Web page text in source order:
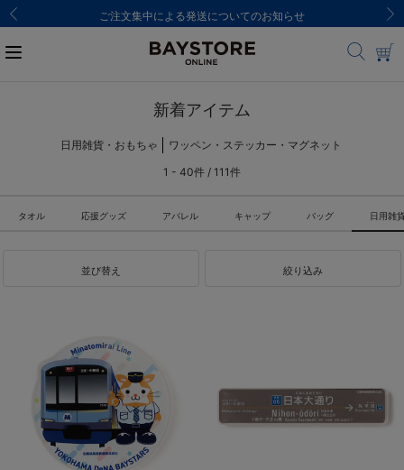
ご注文集中による発送についてのお知らせ
新着アイテム
日用雑貨・おもちゃ
ワッペン・ステッカー・マグネット
1 - 40件 / 111件
タオル 応援グッズ アパレル キャップ バッグ 日用雑
並び替え 絞り込み